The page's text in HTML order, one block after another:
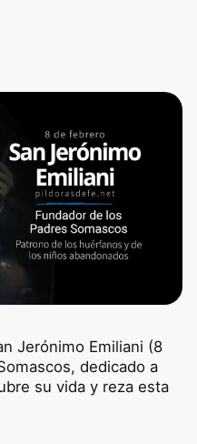
Jerónimo Emiliani (8
dedicado a
su vida y reza esta